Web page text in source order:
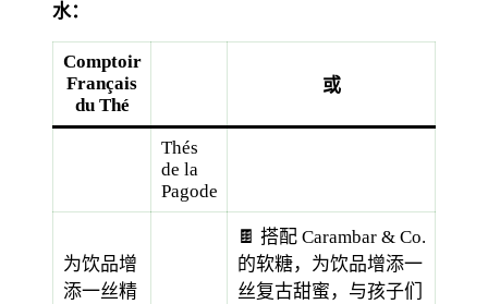
水：
Comptoir
Français
du Thé
或
Thés
de la
Pagode
为饮品增
添一丝精
🍫 搭配 Carambar & Co.
的软糖，为饮品增添一
丝复古甜蜜，与孩子们